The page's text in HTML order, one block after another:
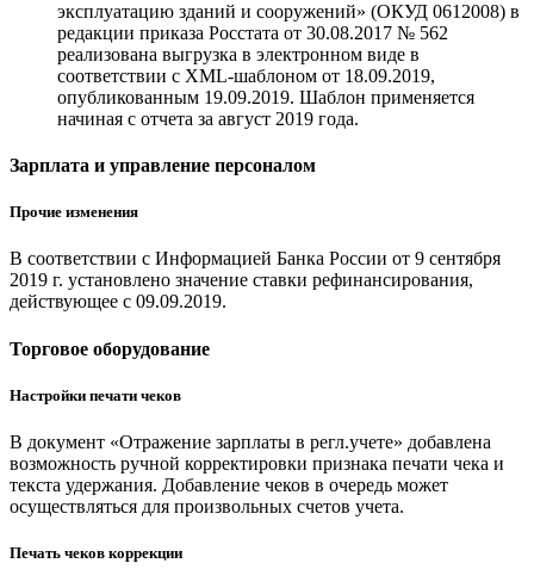
эксплуатацию зданий и сооружений» (ОКУД 0612008) в
редакции приказа Росстата от 30.08.2017 № 562
реализована выгрузка в электронном виде в
соответствии с XML-шаблоном от 18.09.2019,
опубликованным 19.09.2019. Шаблон применяется
начиная с отчета за август 2019 года.
Зарплата и управление персоналом
Прочие изменения
В соответствии с Информацией Банка России от 9 сентября
2019 г. установлено значение ставки рефинансирования,
действующее с 09.09.2019.
Торговое оборудование
Настройки печати чеков
В документ «Отражение зарплаты в регл.учете» добавлена
возможность ручной корректировки признака печати чека и
текста удержания. Добавление чеков в очередь может
осуществляться для произвольных счетов учета.
Печать чеков коррекции